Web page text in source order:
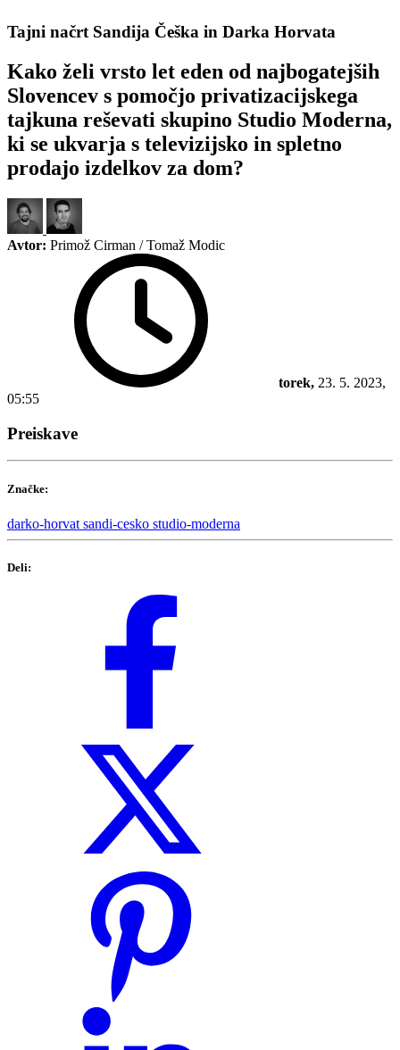
Tajni načrt Sandija Češka in Darka Horvata
Kako želi vrsto let eden od najbogatejših
Slovencev s pomočjo privatizacijskega
tajkuna reševati skupino Studio Moderna,
ki se ukvarja s televizijsko in spletno
prodajo izdelkov za dom?
Avtor: Primož Cirman / Tomaž Modic
torek, 23. 5. 2023,
05:55
Preiskave
Značke:
darko-horvat sandi-cesko studio-moderna
Deli: